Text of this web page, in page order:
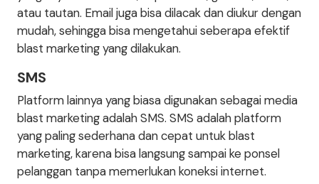
atau tautan. Email juga bisa dilacak dan diukur dengan
mudah, sehingga bisa mengetahui seberapa efektif
blast marketing yang dilakukan.
SMS
Platform lainnya yang biasa digunakan sebagai media
blast marketing adalah SMS. SMS adalah platform
yang paling sederhana dan cepat untuk blast
marketing, karena bisa langsung sampai ke ponsel
pelanggan tanpa memerlukan koneksi internet.